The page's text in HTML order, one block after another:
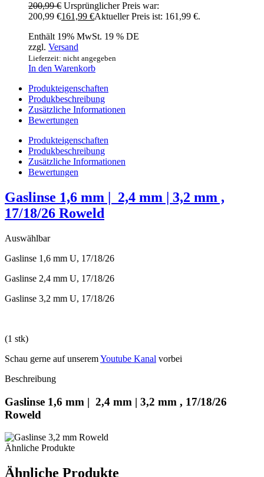
200,99€ Ursprünglicher Preis war:
200,99 €161,99 €Aktueller Preis ist: 161,99 €.
Enthält 19% MwSt. 19 % DE
zzgl. Versand
Lieferzeit: nicht angegeben
In den Warenkorb
Produkteigenschaften
Produkbeschreibung
Zusätzliche Informationen
Bewertungen
Produkteigenschaften
Produkbeschreibung
Zusätzliche Informationen
Bewertungen
Gaslinse 1,6 mm | 2,4 mm | 3,2 mm ,
17/18/26 Roweld
Auswählbar
Gaslinse 1,6 mm U, 17/18/26
Gaslinse 2,4 mm U, 17/18/26
Gaslinse 3,2 mm U, 17/18/26
(1 stk)
Schau gerne auf unseremYoutube Kanal vorbei
Beschreibung
Gaslinse 1,6 mm | 2,4 mm | 3,2 mm , 17/18/26
Roweld
Ähnliche Produkte
Ähnliche Produkte